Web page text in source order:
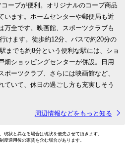
ープが便利。オリジナルのコープ商品
います。ホームセンターや郵便局も近
万全です。映画館、スポーツクラブも
けます。徒歩約12分、バスで約20分の
までも約8分という便利な駅には、ショ
畑ショッピングセンターが併設。日用
ーツクラブ、さらには映画館など、
ていて、休日の過ごし方も充実しそう
周辺情報などをもっと知る
状と異なる場合は現状を優先させて頂きます。
適用後の家賃を含む場合があります。